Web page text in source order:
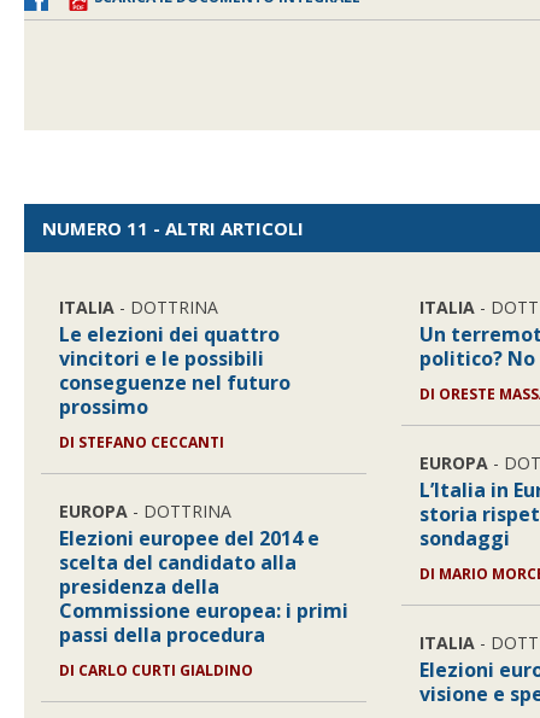
NUMERO 11 - ALTRI ARTICOLI
ITALIA - DOTTRINA
Le elezioni dei quattro
vincitori e le possibili
conseguenze nel futuro
prossimo
DI STEFANO CECCANTI
EUROPA - DOTTRINA
Elezioni europee del 2014 e
scelta del candidato alla
presidenza della
Commissione europea: i primi
passi della procedura
DI CARLO CURTI GIALDINO
ITALIA -
Un
politico? No
DI ORESTE
EUROPA -
L’Italia in
storia
sondaggi
DI MARIO
ITALIA -
Elezioni
visione e